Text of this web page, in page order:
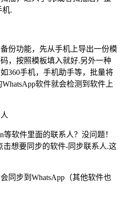
机.
份功能，先从手机上导出一份模
，按照模板填入就好.另外一种
360手机，手机助手等，批量将
软件就会检测到软件上
等软件里面的联系人？没问题！
想要同步的软件-同步联系人.这
同步到WhatsApp（其他软件也